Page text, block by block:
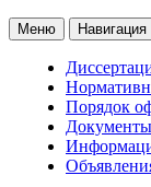
Меню Навигация
Порядок